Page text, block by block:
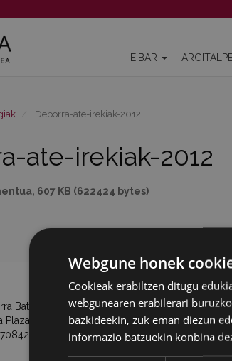
EIBAR
Deporra-ate-irekiak-2012
ate-irekiak-2012
607 KB (622424 bytes)
Batzordea - Eibarko Udala
Plaza - 20600 Eibar
-
e-posta
Webgune honek
Cookieak erabiltzen ditugu
webgunearen erabilerari
bazkideekin, zuk eman diezun
informazio batzuekin konbina